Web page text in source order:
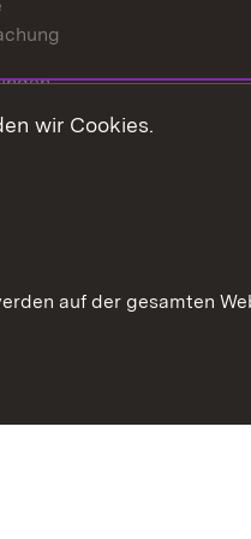
wir Cookies.
auf der gesamten